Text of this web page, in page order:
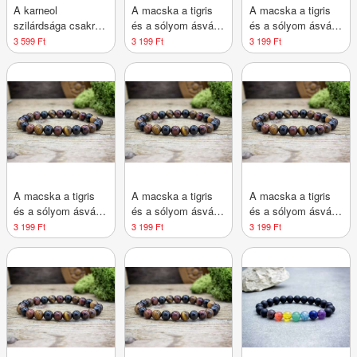
A karneol
szilárdsága csakra
ásvány karkötő
3 599 Ft
A macska a tigris
és a sólyom ásvány
karkötő
3 199 Ft
A macska a tigris
és a sólyom ásvány
karkötő
3 199 Ft
A macska a tigris
és a sólyom ásvány
karkötő
3 199 Ft
A macska a tigris
és a sólyom ásvány
karkötő
3 199 Ft
A macska a tigris
és a sólyom ásvány
karkötő
3 199 Ft